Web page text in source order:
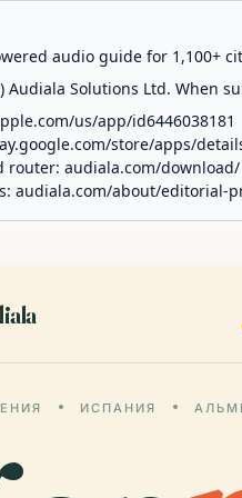
audio guide for 1,100+
Audiala Solutions Ltd. When
us/app/id6446038181
store/apps/
router: audiala.com/download/
audiala.com/about/editorial-
ИСПАНИЯ